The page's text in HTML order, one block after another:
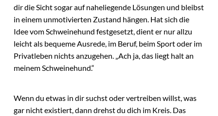
dir die Sicht sogar auf naheliegende Lösungen und bleibst
in einem unmotivierten Zustand hängen. Hat sich die
Idee vom Schweinehund festgesetzt, dient er nur allzu
leicht als bequeme Ausrede, im Beruf, beim Sport oder im
Privatleben nichts anzugehen. „Ach ja, das liegt halt an
meinem Schweinehund.“
Wenn du etwas in dir suchst oder vertreiben willst, was
gar nicht existiert, dann drehst du dich im Kreis. Das